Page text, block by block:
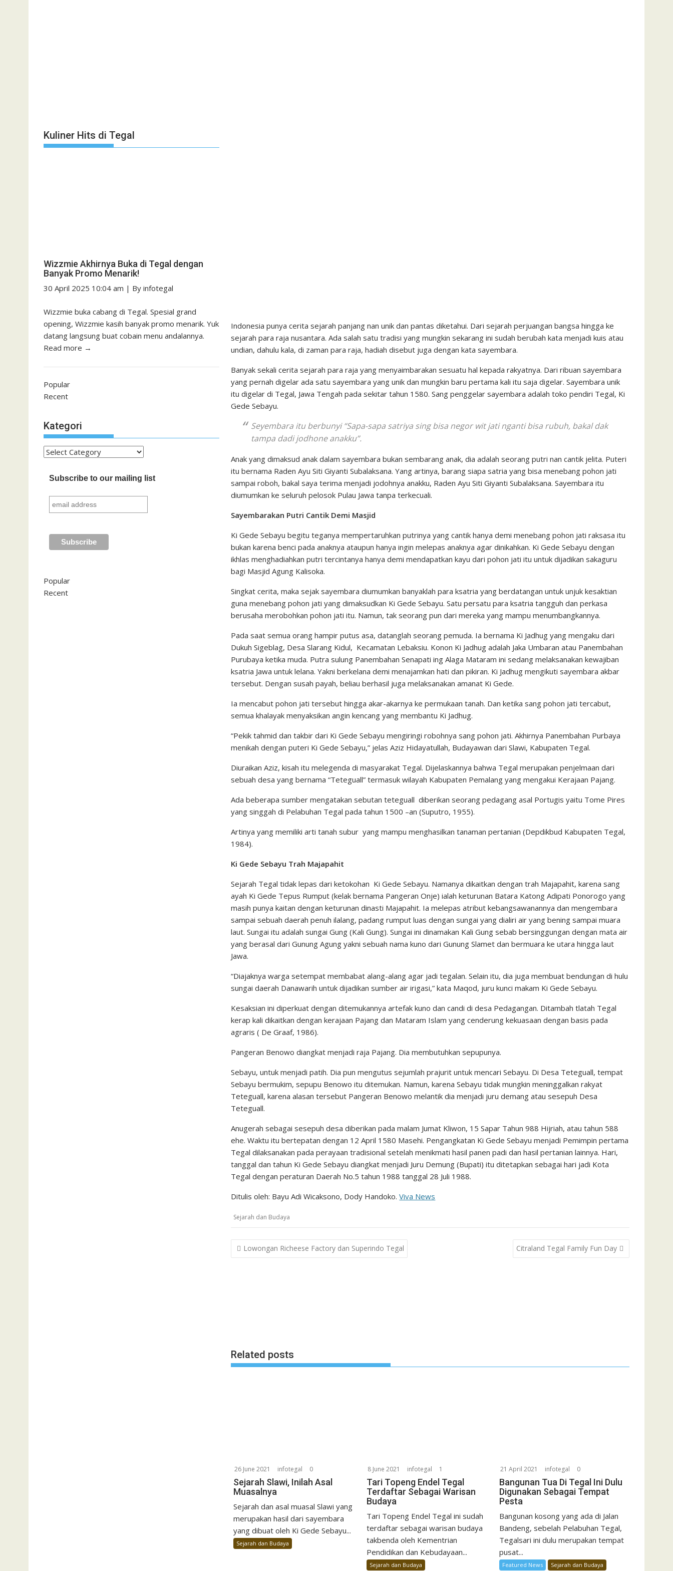
Indonesia punya cerita sejarah panjang nan unik dan pantas diketahui. Dari sejarah perjuangan bangsa hingga ke
sejarah para raja nusantara. Ada salah satu tradisi yang mungkin sekarang ini sudah berubah kata menjadi kuis atau
undian, dahulu kala, di zaman para raja, hadiah disebut juga dengan kata sayembara.
Banyak sekali cerita sejarah para raja yang menyaimbarakan sesuatu hal kepada rakyatnya. Dari ribuan sayembara
yang pernah digelar ada satu sayembara yang unik dan mungkin baru pertama kali itu saja digelar. Sayembara unik
itu digelar di Tegal, Jawa Tengah pada sekitar tahun 1580. Sang penggelar sayembara adalah toko pendiri Tegal, Ki
Gede Sebayu.
Seyembara itu berbunyi “Sapa-sapa satriya sing bisa negor wit jati nganti bisa rubuh, bakal dak
tampa dadi jodhone anakku”.
Anak yang dimaksud anak dalam sayembara bukan sembarang anak, dia adalah seorang putri nan cantik jelita. Puteri
itu bernama Raden Ayu Siti Giyanti Subalaksana. Yang artinya, barang siapa satria yang bisa menebang pohon jati
sampai roboh, bakal saya terima menjadi jodohnya anakku, Raden Ayu Siti Giyanti Subalaksana. Sayembara itu
diumumkan ke seluruh pelosok Pulau Jawa tanpa terkecuali.
Sayembarakan Putri Cantik Demi Masjid
Ki Gede Sebayu begitu teganya mempertaruhkan putrinya yang cantik hanya demi menebang pohon jati raksasa itu
bukan karena benci pada anaknya ataupun hanya ingin melepas anaknya agar dinikahkan. Ki Gede Sebayu dengan
ikhlas menghadiahkan putri tercintanya hanya demi mendapatkan kayu dari pohon jati itu untuk dijadikan sakaguru
bagi Masjid Agung Kalisoka.
Singkat cerita, maka sejak sayembara diumumkan banyaklah para ksatria yang berdatangan untuk unjuk kesaktian
guna menebang pohon jati yang dimaksudkan Ki Gede Sebayu. Satu persatu para ksatria tangguh dan perkasa
berusaha merobohkan pohon jati itu. Namun, tak seorang pun dari mereka yang mampu menumbangkannya.
Pada saat semua orang hampir putus asa, datanglah seorang pemuda. Ia bernama Ki Jadhug yang mengaku dari
Dukuh Sigeblag, Desa Slarang Kidul, Kecamatan Lebaksiu. Konon Ki Jadhug adalah Jaka Umbaran atau Panembahan
Purubaya ketika muda. Putra sulung Panembahan Senapati ing Alaga Mataram ini sedang melaksanakan kewajiban
ksatria Jawa untuk lelana. Yakni berkelana demi menajamkan hati dan pikiran. Ki Jadhug mengikuti sayembara akbar
tersebut. Dengan susah payah, beliau berhasil juga melaksanakan amanat Ki Gede.
Ia mencabut pohon jati tersebut hingga akar-akarnya ke permukaan tanah. Dan ketika sang pohon jati tercabut,
semua khalayak menyaksikan angin kencang yang membantu Ki Jadhug.
“Pekik tahmid dan takbir dari Ki Gede Sebayu mengiringi robohnya sang pohon jati. Akhirnya Panembahan Purbaya
menikah dengan puteri Ki Gede Sebayu,” jelas Aziz Hidayatullah, Budayawan dari Slawi, Kabupaten Tegal.
Diuraikan Aziz, kisah itu melegenda di masyarakat Tegal. Dijelaskannya bahwa Tegal merupakan penjelmaan dari
sebuah desa yang bernama “Teteguall” termasuk wilayah Kabupaten Pemalang yang mengakui Kerajaan Pajang.
Ada beberapa sumber mengatakan sebutan teteguall diberikan seorang pedagang asal Portugis yaitu Tome Pires
yang singgah di Pelabuhan Tegal pada tahun 1500 –an (Suputro, 1955).
Artinya yang memiliki arti tanah subur yang mampu menghasilkan tanaman pertanian (Depdikbud Kabupaten Tegal,
1984).
Ki Gede Sebayu Trah Majapahit
Sejarah Tegal tidak lepas dari ketokohan Ki Gede Sebayu. Namanya dikaitkan dengan trah Majapahit, karena sang
ayah Ki Gede Tepus Rumput (kelak bernama Pangeran Onje) ialah keturunan Batara Katong Adipati Ponorogo yang
masih punya kaitan dengan keturunan dinasti Majapahit. Ia melepas atribut kebangsawanannya dan mengembara
sampai sebuah daerah penuh ilalang, padang rumput luas dengan sungai yang dialiri air yang bening sampai muara
laut. Sungai itu adalah sungai Gung (Kali Gung). Sungai ini dinamakan Kali Gung sebab bersinggungan dengan mata air
yang berasal dari Gunung Agung yakni sebuah nama kuno dari Gunung Slamet dan bermuara ke utara hingga laut
Jawa.
“Diajaknya warga setempat membabat alang-alang agar jadi tegalan. Selain itu, dia juga membuat bendungan di hulu
sungai daerah Danawarih untuk dijadikan sumber air irigasi,” kata Maqod, juru kunci makam Ki Gede Sebayu.
Kesaksian ini diperkuat dengan ditemukannya artefak kuno dan candi di desa Pedagangan. Ditambah tlatah Tegal
kerap kali dikaitkan dengan kerajaan Pajang dan Mataram Islam yang cenderung kekuasaan dengan basis pada
agraris ( De Graaf, 1986).
Pangeran Benowo diangkat menjadi raja Pajang. Dia membutuhkan sepupunya.
Sebayu, untuk menjadi patih. Dia pun mengutus sejumlah prajurit untuk mencari Sebayu. Di Desa Teteguall, tempat
Sebayu bermukim, sepupu Benowo itu ditemukan. Namun, karena Sebayu tidak mungkin meninggalkan rakyat
Teteguall, karena alasan tersebut Pangeran Benowo melantik dia menjadi juru demang atau sesepuh Desa
Teteguall.
Anugerah sebagai sesepuh desa diberikan pada malam Jumat Kliwon, 15 Sapar Tahun 988 Hijriah, atau tahun 588
ehe. Waktu itu bertepatan dengan 12 April 1580 Masehi. Pengangkatan Ki Gede Sebayu menjadi Pemimpin pertama
Tegal dilaksanakan pada perayaan tradisional setelah menikmati hasil panen padi dan hasil pertanian lainnya. Hari,
tanggal dan tahun Ki Gede Sebayu diangkat menjadi Juru Demung (Bupati) itu ditetapkan sebagai hari jadi Kota
Tegal dengan peraturan Daerah No.5 tahun 1988 tanggal 28 Juli 1988.
Ditulis oleh: Bayu Adi Wicaksono, Dody Handoko.Viva News
Sejarah dan Budaya
Post
navigation
Lowongan Richeese Factory dan Superindo Tegal Citraland Tegal Family Fun Day
Related posts
26 June 2021 infotegal 0
Sejarah Slawi, Inilah Asal
Muasalnya
Sejarah dan asal muasal Slawi yang
merupakan hasil dari sayembara
yang dibuat oleh Ki Gede Sebayu...
Sejarah dan Budaya
8 June 2021 infotegal 1
Tari Topeng Endel Tegal
Terdaftar Sebagai Warisan
Budaya
Tari Topeng Endel Tegal ini sudah
terdaftar sebagai warisan budaya
takbenda oleh Kementrian
Pendidikan dan Kebudayaan...
Sejarah dan Budaya
21 April 2021 infotegal 0
Bangunan Tua Di Tegal Ini Dulu
Digunakan Sebagai Tempat
Pesta
Bangunan kosong yang ada di Jalan
Bandeng, sebelah Pelabuhan Tegal,
Tegalsari ini dulu merupakan tempat
pusat...
Featured News Sejarah dan Budaya
Kuliner Hits di Tegal
Wizzmie Akhirnya Buka di Tegal dengan
Banyak Promo Menarik!
30 April 2025 10:04 am | By infotegal
Wizzmie buka cabang di Tegal. Spesial grand
opening, Wizzmie kasih banyak promo menarik. Yuk
datang langsung buat cobain menu andalannya.
Read more →
Popular
Recent
Kategori
Kategori
Subscribe to our mailing list
Popular
Recent